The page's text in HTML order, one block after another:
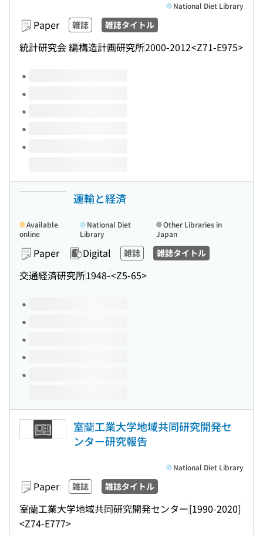
Paper 雑誌 雑誌タイトル
統計研究会 編構造計画研究所2000-2012<Z71-E975>
National Diet Library
Volumes of this title
運輸と経済
Paper Digital 雑誌 雑誌タイトル
交通経済研究所1948-<Z5-65>
Available
online
National Diet
Library
Other Libraries in
Japan
Volumes of this title
室蘭工業大学地域共同研究開発セ
ンター研究報告
Paper 雑誌 雑誌タイトル
室蘭工業大学地域共同研究開発センター[1990-2020]
<Z74-E777>
National Diet Library